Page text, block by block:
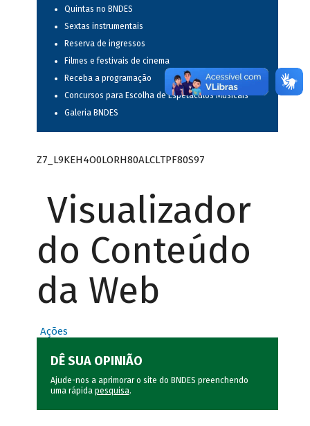
Quintas no BNDES
Sextas instrumentais
Reserva de ingressos
Filmes e festivais de cinema
Receba a programação
Concursos para Escolha de Espetáculos Musicais
Galeria BNDES
Z7_L9KEH4O0LORH80ALCLTPF80S97
Visualizador
do Conteúdo
da Web
Ações
DÊ SUA OPINIÃO
Ajude-nos a aprimorar o site do BNDES preenchendo
uma rápida pesquisa.